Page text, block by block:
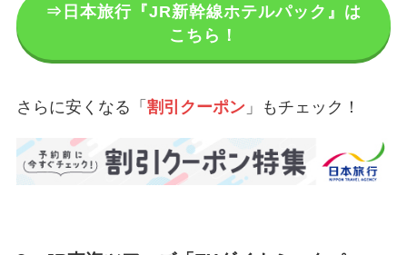
⇒日本旅行『JR新幹線ホテルパック』は
こちら！
さらに安くなる「 割引クーポン 」もチェック！